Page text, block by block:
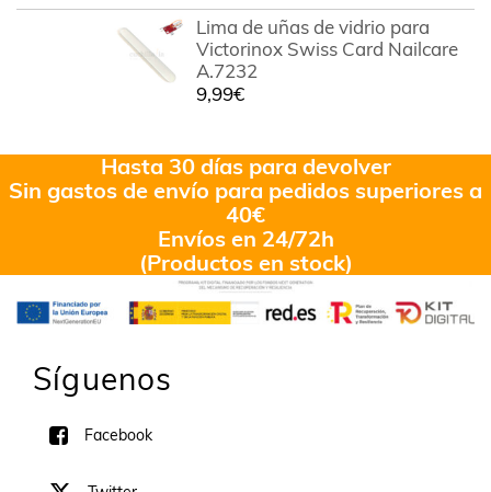
Lima de uñas de vidrio para
Victorinox Swiss Card Nailcare
A.7232
9,99€
Hasta 30 días para devolver
Sin gastos de envío para pedidos superiores a
40€
Envíos en 24/72h
(Productos en stock)
Síguenos
Facebook